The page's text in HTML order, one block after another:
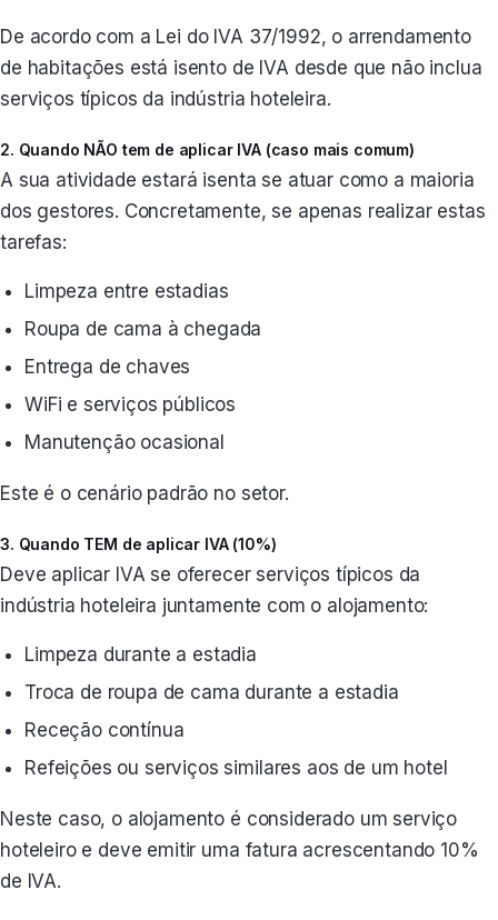
De acordo com a Lei do IVA 37/1992, o arrendamento
de habitações está isento de IVA desde que não inclua
serviços típicos da indústria hoteleira.
2. Quando NÃO tem de aplicar IVA (caso mais comum)
A sua atividade estará isenta se atuar como a maioria
dos gestores. Concretamente, se apenas realizar estas
tarefas:
Limpeza entre estadias
Roupa de cama à chegada
Entrega de chaves
WiFi e serviços públicos
Manutenção ocasional
Este é o cenário padrão no setor.
3. Quando TEM de aplicar IVA (10%)
Deve aplicar IVA se oferecer serviços típicos da
indústria hoteleira juntamente com o alojamento:
Limpeza durante a estadia
Troca de roupa de cama durante a estadia
Receção contínua
Refeições ou serviços similares aos de um hotel
Neste caso, o alojamento é considerado um serviço
hoteleiro e deve emitir uma fatura acrescentando 10%
de IVA.